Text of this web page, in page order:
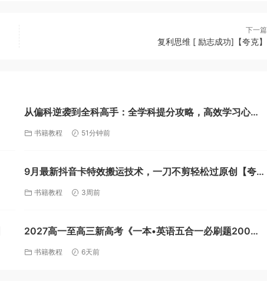
下一篇
复利思维 [ 励志成功]【夸克】
从偏科逆袭到全科高手：全学科提分攻略，高效学习心法
【4.3GB】【夸克】
书籍教程 51分钟前
9月最新抖音卡特效搬运技术，一刀不剪轻松过原创【夸
克】书籍教程 3周前
2027高一至高三新高考《一本•英语五合一必刷题200
篇》（英语）【775.9MB】【夸克】
书籍教程 6天前